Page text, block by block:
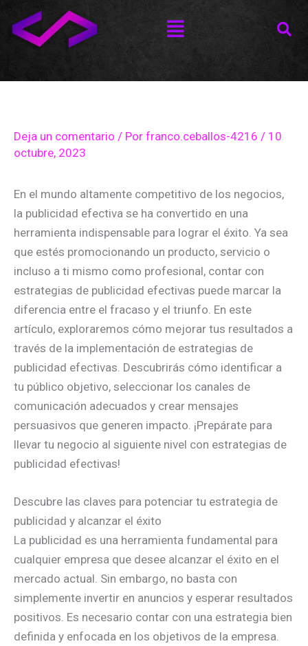
contenido
Menú
Deja un comentario / Por franco.ceballos-4216 / 10
octubre, 2023
En el mundo altamente competitivo de los negocios,
la publicidad efectiva se ha convertido en una
herramienta indispensable para lograr el éxito. Ya sea
que estés promocionando un producto, servicio o
incluso a ti mismo como profesional, contar con
estrategias de publicidad efectivas puede marcar la
diferencia entre el fracaso y el triunfo. En este
artículo, exploraremos cómo mejorar tus resultados a
través de la implementación de estrategias de
publicidad efectivas. Descubrirás cómo identificar a
tu público objetivo, seleccionar los canales de
comunicación adecuados y crear mensajes
persuasivos que generen impacto. ¡Prepárate para
llevar tu negocio al siguiente nivel con estrategias de
publicidad efectivas!
Descubre las claves para potenciar tu estrategia de
publicidad y alcanzar el éxito
La publicidad es una herramienta fundamental para
cualquier empresa que desee alcanzar el éxito en el
mercado actual. Sin embargo, no basta con
simplemente invertir en anuncios y esperar resultados
positivos. Es necesario contar con una estrategia bien
definida y enfocada en los objetivos de la empresa.